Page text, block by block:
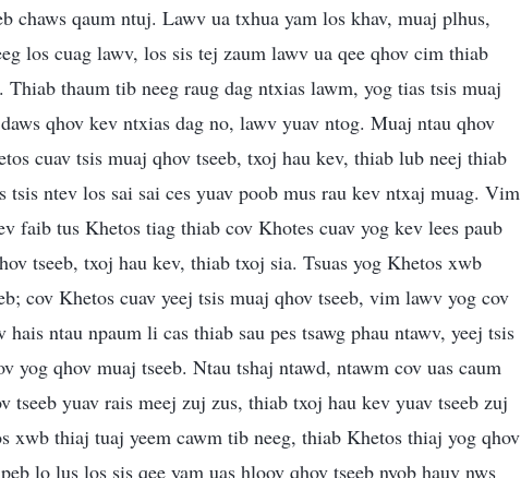
chaws qaum ntuj. Lawv ua txhua yam los khav, muaj plhus,
los cuag lawv, los sis tej zaum lawv ua qee qhov cim thiab
thaum tib neeg raug dag ntxias lawm, yog tias tsis muaj
qhov kev ntxias dag no, lawv yuav ntog. Muaj ntau qhov
cuav tsis muaj qhov tseeb, txoj hau kev, thiab lub neej thiab
tsis ntev los sai sai ces yuav poob mus rau kev ntxaj muag. Vim
faib tus Khetos tiag thiab cov Khotes cuav yog kev lees paub
tseeb, txoj hau kev, thiab txoj sia. Tsuas yog Khetos xwb
cov Khetos cuav yeej tsis muaj qhov tseeb, vim lawv yog cov
ntau npaum li cas thiab sau pes tsawg phau ntawv, yeej tsis
qhov muaj tseeb. Ntau tshaj ntawd, ntawm cov uas caum
tseeb yuav rais meej zuj zus, thiab txoj hau kev yuav tseeb zuj
xwb thiaj tuaj yeem cawm tib neeg, thiab Khetos thiaj yog qhov
lo lus los sis qee yam uas hloov qhov tseeb nyob hauv nws